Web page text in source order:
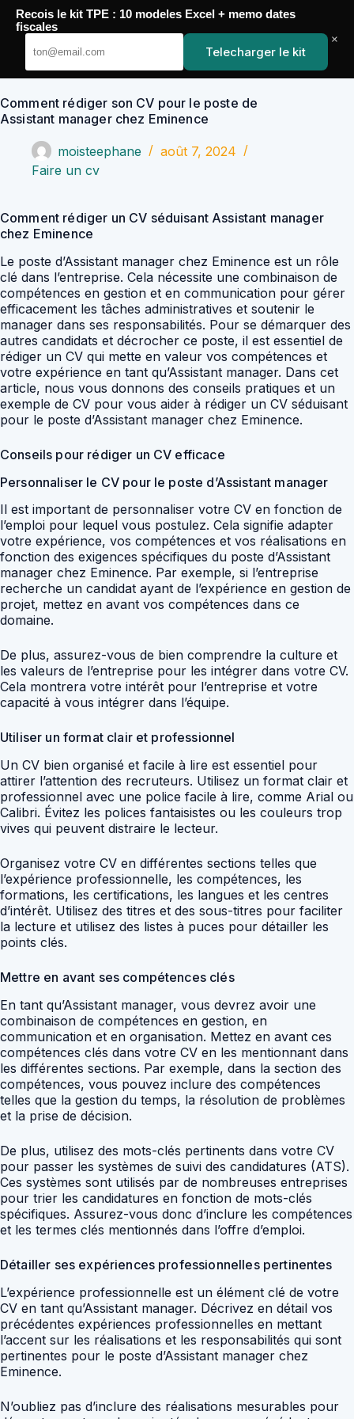
Passer
contenu
YoupiJobs
Comment rédiger son CV pour le poste de
Assistant manager chez Eminence
moisteephane
août 7, 2024
Faire un cv
Comment rédiger un CV séduisant Assistant manager
chez Eminence
Le poste d’Assistant manager chez Eminence est un rôle
clé dans l’entreprise. Cela nécessite une combinaison de
compétences en gestion et en communication pour gérer
efficacement les tâches administratives et soutenir le
manager dans ses responsabilités. Pour se démarquer des
autres candidats et décrocher ce poste, il est essentiel de
rédiger un CV qui mette en valeur vos compétences et
votre expérience en tant qu’Assistant manager. Dans cet
article, nous vous donnons des conseils pratiques et un
exemple de CV pour vous aider à rédiger un CV séduisant
pour le poste d’Assistant manager chez Eminence.
Conseils pour rédiger un CV efficace
Personnaliser le CV pour le poste d’Assistant manager
Il est important de personnaliser votre CV en fonction de
l’emploi pour lequel vous postulez. Cela signifie adapter
votre expérience, vos compétences et vos réalisations en
fonction des exigences spécifiques du poste d’Assistant
manager chez Eminence. Par exemple, si l’entreprise
recherche un candidat ayant de l’expérience en gestion de
projet, mettez en avant vos compétences dans ce
domaine.
De plus, assurez-vous de bien comprendre la culture et
les valeurs de l’entreprise pour les intégrer dans votre CV.
Cela montrera votre intérêt pour l’entreprise et votre
capacité à vous intégrer dans l’équipe.
Utiliser un format clair et professionnel
Un CV bien organisé et facile à lire est essentiel pour
attirer l’attention des recruteurs. Utilisez un format clair et
professionnel avec une police facile à lire, comme Arial ou
Calibri. Évitez les polices fantaisistes ou les couleurs trop
vives qui peuvent distraire le lecteur.
Organisez votre CV en différentes sections telles que
l’expérience professionnelle, les compétences, les
formations, les certifications, les langues et les centres
d’intérêt. Utilisez des titres et des sous-titres pour faciliter
la lecture et utilisez des listes à puces pour détailler les
points clés.
Mettre en avant ses compétences clés
En tant qu’Assistant manager, vous devrez avoir une
combinaison de compétences en gestion, en
communication et en organisation. Mettez en avant ces
compétences clés dans votre CV en les mentionnant dans
les différentes sections. Par exemple, dans la section des
compétences, vous pouvez inclure des compétences
telles que la gestion du temps, la résolution de problèmes
et la prise de décision.
De plus, utilisez des mots-clés pertinents dans votre CV
pour passer les systèmes de suivi des candidatures (ATS).
Ces systèmes sont utilisés par de nombreuses entreprises
pour trier les candidatures en fonction de mots-clés
spécifiques. Assurez-vous donc d’inclure les compétences
et les termes clés mentionnés dans l’offre d’emploi.
Détailler ses expériences professionnelles pertinentes
L’expérience professionnelle est un élément clé de votre
CV en tant qu’Assistant manager. Décrivez en détail vos
précédentes expériences professionnelles en mettant
l’accent sur les réalisations et les responsabilités qui sont
pertinentes pour le poste d’Assistant manager chez
Eminence.
N’oubliez pas d’inclure des réalisations mesurables pour
Recois le kit TPE : 10 modeles Excel + memo dates
fiscales
Telecharger le kit
×